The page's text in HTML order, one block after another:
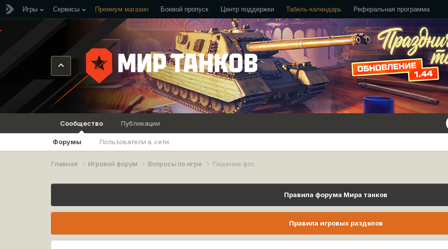
Игры Сервисы Премиум магазин Боевой пропуск Центр поддержки Табель-календарь Реферальная программа
Сообщество
Форумы Пользователи в сети
Публикации
Главная Игровой форум Вопросы по игре Падение фпс
Правила форума Мира танков
Правила игровых разделов